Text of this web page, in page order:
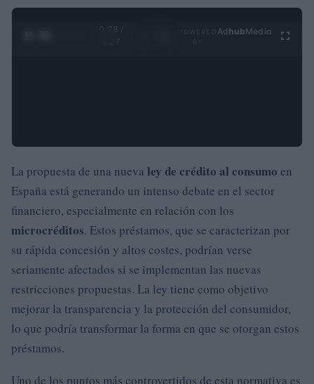
0:29 /
4:27
Ad hubMedia
La propuesta de una nueva ley de crédito al consumo en
España está generando un intenso debate en el sector
financiero, especialmente en relación con los
microcréditos. Estos préstamos, que se caracterizan por
su rápida concesión y altos costes, podrían verse
seriamente afectados si se implementan las nuevas
restricciones propuestas. La ley tiene como objetivo
mejorar la transparencia y la protección del consumidor,
lo que podría transformar la forma en que se otorgan estos
préstamos.
Uno de los puntos más controvertidos de esta normativa es